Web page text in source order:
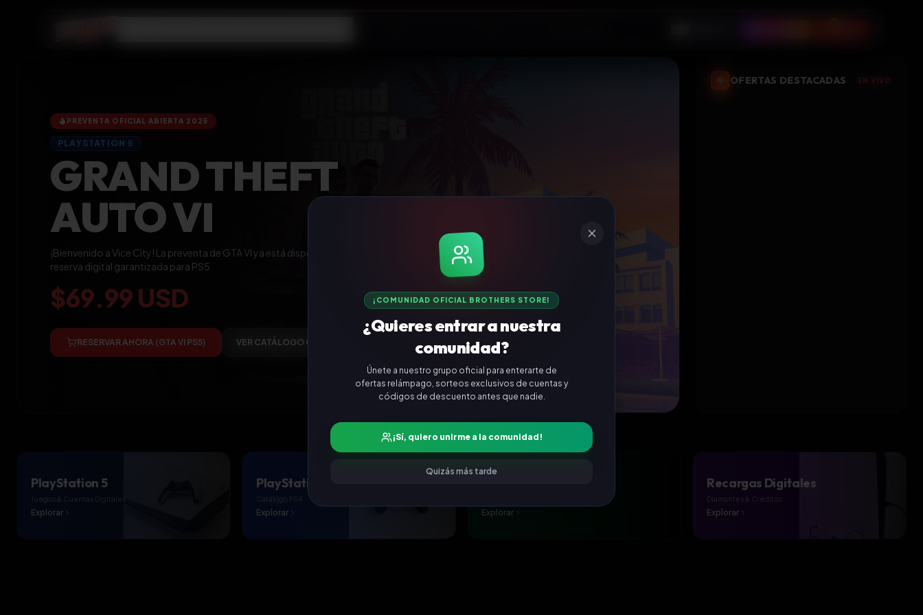
PREVENTA OFICIAL ABIERTA 2025
PLAYSTATION 5
GRAND THEFT
AUTO VI
¡Bienvenido a Vice City! La preventa de GTA VI ya está disponible en
reserva digital garantizada para PS5.
$69.99 USD
RESERVAR AHORA (GTA VI PS5) VER CATÁLOGO COMPLETO
OFERTAS DESTACADAS EN VIVO
PlayStation 5
Juegos & Cuentas Digitales
Explorar
PlayStation 4
Catálogo PS4
Explorar Explorar
Recargas Digitales
Diamantes & Créditos
Explorar
¡COMUNIDAD OFICIAL BROTHERS STORE!
¿Quieres entrar a nuestra
comunidad?
Únete a nuestro grupo oficial para enterarte de
ofertas relámpago, sorteos exclusivos de cuentas y
códigos de descuento antes que nadie.
¡Sí, quiero unirme a la comunidad!
Quizás más tarde